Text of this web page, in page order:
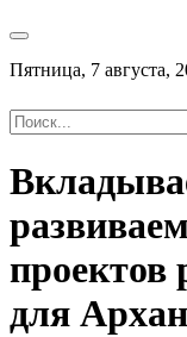
Пятница, 7 августа,
проектов
для